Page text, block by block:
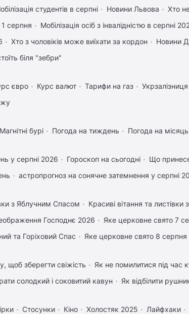
студентів в серпні Новини Львова
Хто
1 серпня Мобілізація осіб з інвалідністю в серпні
Хто з чоловіків може виїхати за кордон
Новини
біля "зебри"
євро Курс валют Тарифи на газ Укрзалізниця
Магнітні бурі Погода на тиждень Погода на місяць
у серпні 2026 Гороскоп на сьогодні
Що
астропрогноз на сонячне затемнення у серпні
з Яблучним Спасом Красиві вітання та
Господнє 2026
Яке церковне свято 7
та Горіховий Спас
Яке церковне свято 8 серпня
щоб зберегти свіжість
Як не помилитися під час
солодкий і соковитий кавун Як відбілити
Стосунки Кіно Холостяк 2025 Лайфхаки